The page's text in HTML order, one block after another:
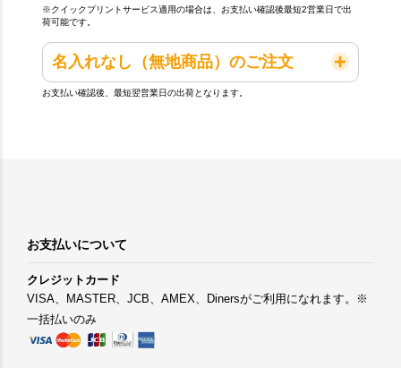
※クイックプリントサービス適用の場合は、お支払い確認後最短2営業日で出
荷可能です。
名入れなし（無地商品）のご注文
お支払い確認後、最短翌営業日の出荷となります。
お支払いについて
クレジットカード
VISA、MASTER、JCB、AMEX、Dinersがご利用になれます。※
一括払いのみ